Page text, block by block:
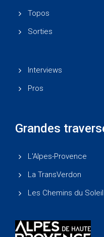
Topos
Sorties
Interviews
Pros
Grandes
L'Alpes-Provence
La TransVerdon
Les Chemins du Soleil